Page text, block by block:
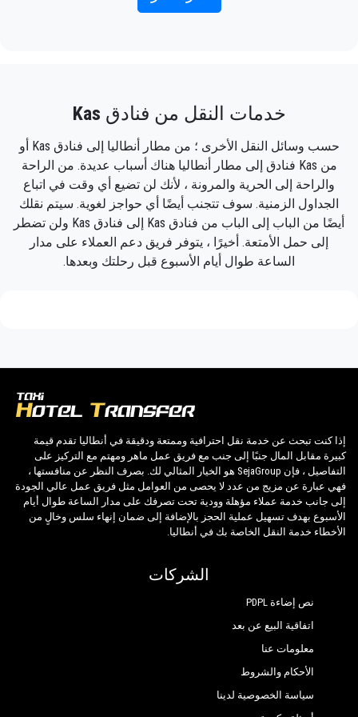
نقدمها في إطار معايير الجودة ورضا العملاء مجهزة بمعايير
، يمكنك البقاء كما تشاء .
لا تتردد في الاتصال بنا للحصول على مزيد من المعلومات.
سلامتك هي أولويتنا الأولى وهذا هو سبب إجراء الصيانة
الدورية
للسيارات المستأجرة في الوقت المحدد يمكنتوفير
مقعد السيارة للأطفالونظام تحديد المواقع العالميكخيار من
خلال خدمة تأجير السيارات و
عندما تنزل من الطائرة ، مع استعداد السيارة
ويأخذك إلى وجهتك في Kas.
ستكون تجربتك مع خدمة النقل الخاصة بنا رائعة لأن
فريقنا محترفون فخورون سيضمنون أن يتم
اصطحابك في الوقت المحدد ، ونقلك مع الفصل ،
وفي طريقك إلى وجهتك في أنطاليا إلى Kas بطريقة
ممتعة.
PrivateTransferAntalya ليست مجرد شركة عادية ،
نحن البديل الجميل للمواصلات العامة من وإلى Kas.
اكتشف جميع خدماتنا وأسعارنا. ماذا تنتظر ؟
احجز الآن وسيلة النقل الخاصة بك في أنطاليا وسافر
إلى فندقك في Kas!
خدمة احترافية للجميع ، وذلك بفضل أسعارنا الثابتة
وسوف يستفيدون من السيارات المجهزة بكل
وسائل الراحة والموظفين الذين يستحقون مهنتهم.
تتمتع شركتنا بسمعة ممتازة في مدينة أنطاليا بفضل
احترافية الخدمات المقدمة والخبرة المكتسبة في
هذا المجال على مدى سنوات.
خدمات النقل من فنادق Kas
حسب وسائل النقل الأخرى ؛ من مطار أنطاليا إلى فنادق Kas أو
من Kas فنادق إلى مطار أنطاليا هناك أسباب عديدة. من الراحة
والراحة إلى الحرية والمرونة ، لأنك لن تضيع أي وقت في اتباع
الجداول الزمنية. سوف تتجنب أيضًا أي حواجز لغوية. سيتم نقلك
أيضًا من الباب إلى الباب من فنادق Kas إلى فنادق Kas ولن تضطر
إلى حمل الأمتعة. أخيرًا ، يتوفر فريق دعم العملاء على مدار
الساعة طوال أيام الأسبوع قبل رحلتك وبعدها.
إذا كنت تبحث عن خدمة نقل احترافية وممتعة ودقيقة في أنطاليا تقدم قيمة
كبيرة مقابل المال جنبًا إلى جنب مع فريق عمل ماهر ومهتم مع التركيز على
التفاصيل ، فإن SejaGroup هو الخيار المثالي لك. بصرف النظر عن منافستها ،
فهي عبارة عن مزيج من عدد لا يحصى من العوامل مثل فريق عمل عالي الجودة
إلى جانب خدمة عملاء مؤهلة وودية تحت تصرفك على مدار الساعة طوال أيام
الأسبوع بهدف تسهيل عملية الحجز بالإضافة إلى ضمان إنهاء سلس وخالٍ من
الأخطاء خدمة النقل الخاصة بك في أنطاليا.
الشركات
نص إضاءة PDPL
اتفاقية البيع عن بعد
معلومات عنا
الأحكام والشروط
سياسة الخصوصية لدينا